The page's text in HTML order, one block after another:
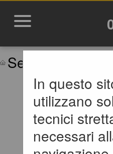
Sei qui:
In questo
utilizzano
tecnici
necessari